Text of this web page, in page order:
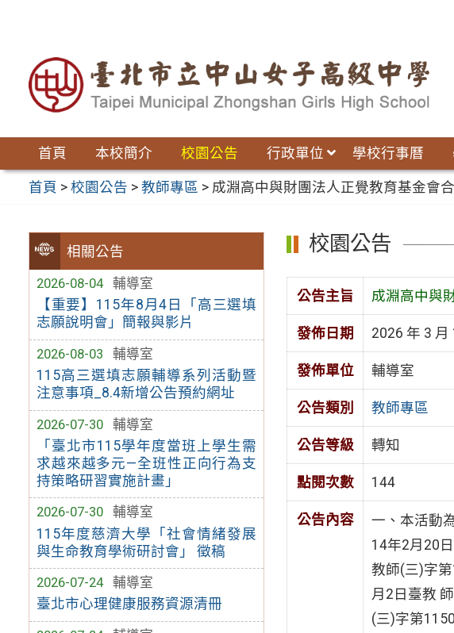
首頁 本校簡介 校園公告 行政單位 學校行事曆
首頁 >校園公告 >教師專區 > 成淵高中與財團法人正覺教育基金會
相關公告
2026-08-04
輔導室
【重要】115年8月4日「高三選填
志願說明會」簡報與影片
2026-08-03
輔導室
115高三選填志願輔導系列活動暨
注意事項_8.4新增公告預約網址
2026-07-30
輔導室
「臺北市115學年度當班上學生需
求越來越多元—全班性正向行為支
持策略研習實施計畫」
2026-07-30
輔導室
115年度慈濟大學「社會情緒發展
與生命教育學術研討會」 徵稿
2026-07-24
輔導室
臺北市心理健康服務資源清冊
校園公告
公告主旨 成淵高中與
發佈日期 2026 年 3 月
發佈單位 輔導室
公告類別 教師專區
公告等級 轉知
點閱次數 144
公告內容
一、本活動
14年2月20
教師(三)字
月2日臺教 師
(三)字第